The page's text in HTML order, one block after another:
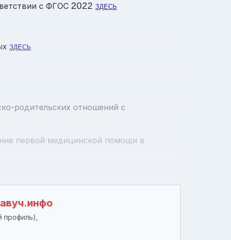
с ФГОС 2022 ЗДЕСЬ
ЗДЕСЬ
родительских отношений с
первой медицинской помощи в